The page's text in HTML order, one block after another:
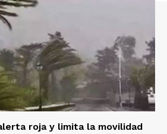
roja y limita la movilidad